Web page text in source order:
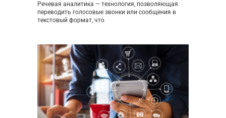
Речевая аналитика — технология, позволяющая
переводить голосовые звонки или сообщения в
текстовый формат, что